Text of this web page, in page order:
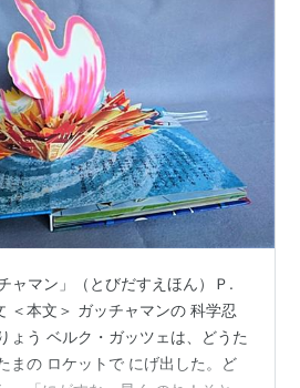
ャマン」（とびだすえほん）Ｐ.
＜本文＞ ガッチャマンの 科学忍
ょう ベルク・ガッツェは、どうた
まの ロケットで にげ出した。ど